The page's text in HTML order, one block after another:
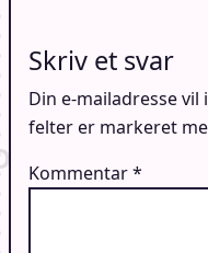
Skriv et svar
Din e-mailadresse
felter er markeret
Kommentar*